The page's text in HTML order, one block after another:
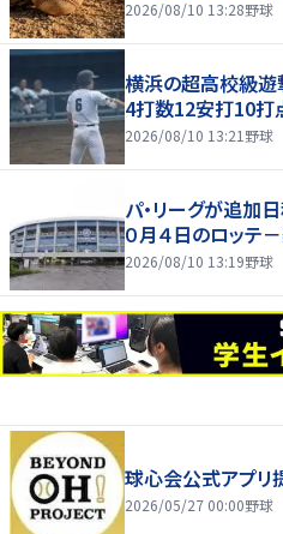
2026/08/10 13:28野球
横浜の超高校級遊
4打数12安打10打
2026/08/10 13:21 野球
パ・リーグが追加
０月４日のロッテ
2026/08/10 13:19野球
球心会公式アプリ
2026/05/27 00:00野球